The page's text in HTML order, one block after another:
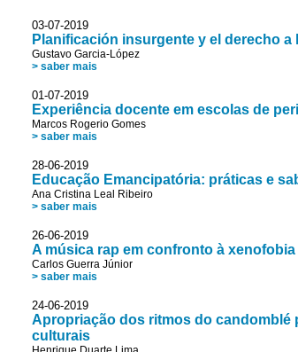
03-07-2019
Planificación insurgente y el derecho
Gustavo Garcia-López
> saber mais
01-07-2019
Experiência docente em escolas de
Marcos Rogerio Gomes
> saber mais
28-06-2019
Educação Emancipatória: práticas e
Ana Cristina Leal Ribeiro
> saber mais
26-06-2019
A música rap em confronto à xenofobia
Carlos Guerra Júnior
> saber mais
24-06-2019
Apropriação dos ritmos do candomblé
culturais